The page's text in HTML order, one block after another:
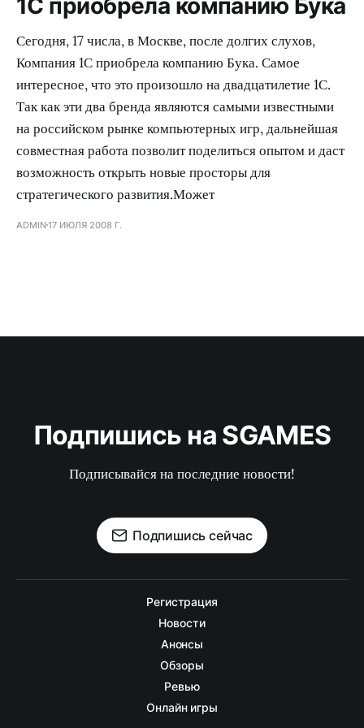
Сегодня, 17 числа, в Москве, после долгих слухов,
Компания 1С приобрела компанию Бука. Самое
интересное, что это произошло на двадцатилетие 1С.
Так как эти два бренда являются самыми известными
на российском рынке компьютерных игр, дальнейшая
совместная работа позволит поделиться опытом и даст
возможность открыть новые просторы для
стратегического развития.Может
ADMIN17 ИЮЛЯ 2008 Г.
Подпишись на SGAMES
Подписывайся на последние новости!
Подпишись сейчас
Регистрация
Новости
Анонсы
Обзоры
Ревью
Онлайн игры